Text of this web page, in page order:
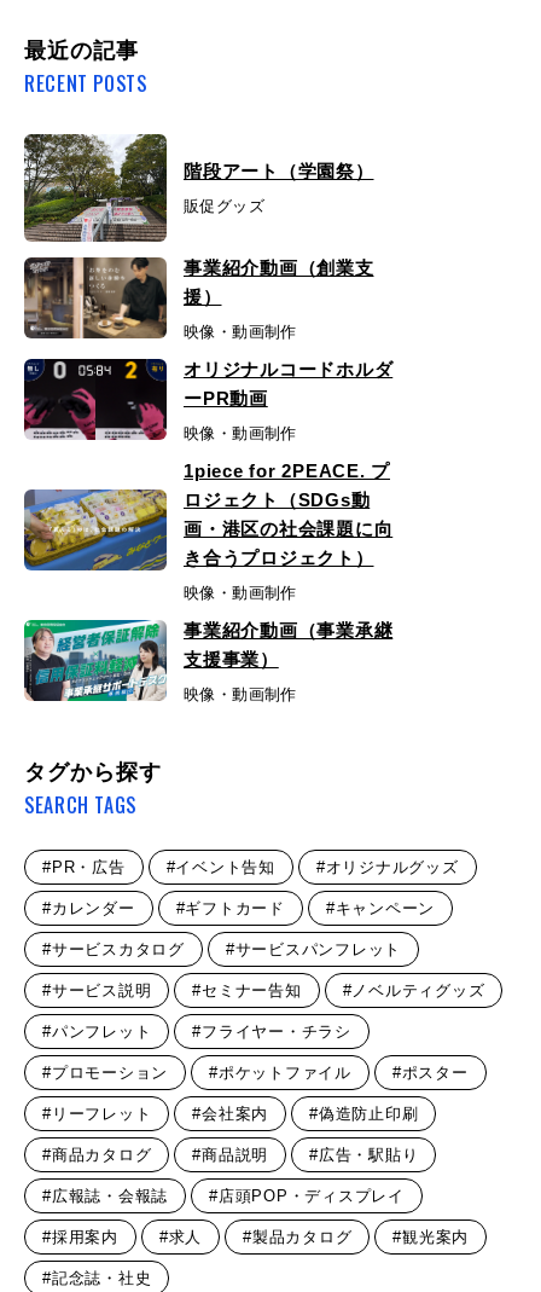
最近の記事
RECENT POSTS
階段アート（学園祭）
販促グッズ
事業紹介動画（創業支
援）
映像・動画制作
オリジナルコードホルダ
ーPR動画
映像・動画制作
1piece for 2PEACE. プ
ロジェクト（SDGs動
画・港区の社会課題に向
き合うプロジェクト）
映像・動画制作
事業紹介動画（事業承継
支援事業）
映像・動画制作
タグから探す
SEARCH TAGS
#PR・広告 #イベント告知 #オリジナルグッズ
#カレンダー #ギフトカード #キャンペーン
#サービスカタログ #サービスパンフレット
#サービス説明 #セミナー告知 #ノベルティグッズ
#パンフレット #フライヤー・チラシ
#プロモーション #ポケットファイル #ポスター
#リーフレット #会社案内 #偽造防止印刷
#商品カタログ #商品説明 #広告・駅貼り
#広報誌・会報誌 #店頭POP・ディスプレイ
#採用案内 #求人 #製品カタログ #観光案内
#記念誌・社史